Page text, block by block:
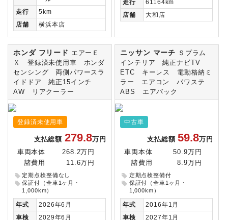
走行
5km
店舗
横浜本店
走行
61164km
店舗
大和店
ホンダ フリード エアーＥ
Ｘ 登録済未使用車 ホンダ
センシング 両側パワースラ
イドドア 純正15インチ
AW リアクーラー
登録済未使用車
支払総額 279.8万円
車両本体
268.2万円
諸費用
11.6万円
定期点検整備なし
保証付（全車1ヶ月・
1,000km）
年式
2026年6月
車検
2029年6月
ニッサン マーチ
Ｓプラム
インテリア 純正ナビTV
ETC キーレス 電動格納ミ
ラー エアコン パワステ
ABS エアバック
中古車
支払総額59.8万円
車両本体
50.9万円
諸費用
8.9万円
定期点検整備付
保証付（全車1ヶ月・
1,000km）
年式
2016年1月
車検
2027年1月